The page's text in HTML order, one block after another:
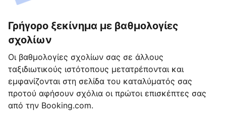
Γρήγορο ξεκίνημα με βαθμολογίες
σχολίων
Οι βαθμολογίες σχολίων σας σε άλλους
ταξιδιωτικούς ιστότοπους μετατρέπονται και
εμφανίζονται στη σελίδα του καταλύματός σας
προτού αφήσουν σχόλια οι πρώτοι επισκέπτες σας
από την Booking.com.